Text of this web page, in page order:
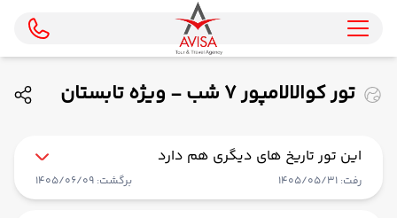
تور کوالالامپور 7 شب - ویژه تابستان
این تور تاریخ های دیگری هم دارد
رفت: 1405/05/31 برگشت: 1405/06/09